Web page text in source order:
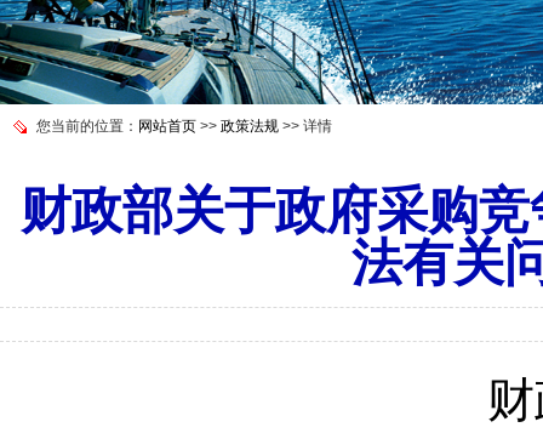
您当前的位置： 网站首页 >> 政策法规 >> 详情
财政部关于政府采购
法有关